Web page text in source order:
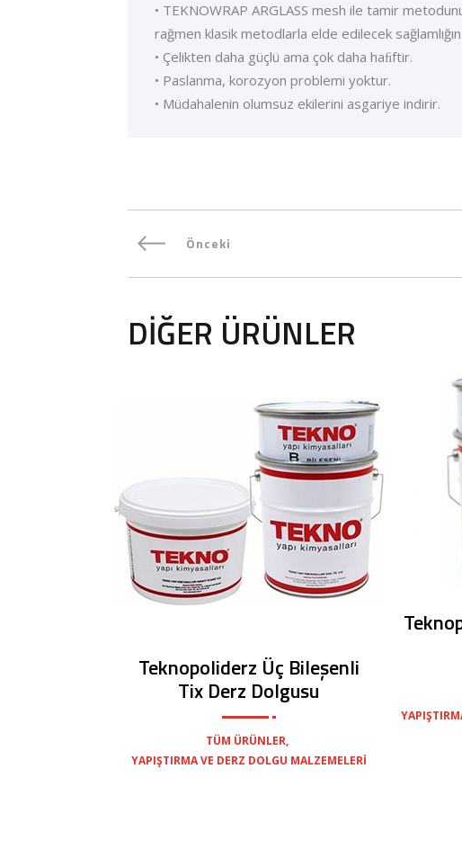
• TEKNOWRAP ARGLASS mesh ile tamir
rağmen klasik metodlarla elde edilecek
• Çelikten daha güçlü ama çok daha haﬁftir.
• Paslanma, korozyon problemi yoktur.
• Müdahalenin olumsuz ekilerini asgariye indirir.
Önceki
DIĞER ÜRÜNLER
Teknopoliderz Üç Bileşenli
Tix Derz Dolgusu
TÜM ÜRÜNLER
YAPIŞTIRMA VE DERZ DOLGU MALZEMELERI